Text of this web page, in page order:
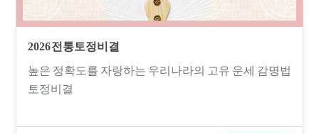
2026 전통토정비결
높은 정확도를 자랑하는 우리나라의 고유 운세 감명법
토정비결